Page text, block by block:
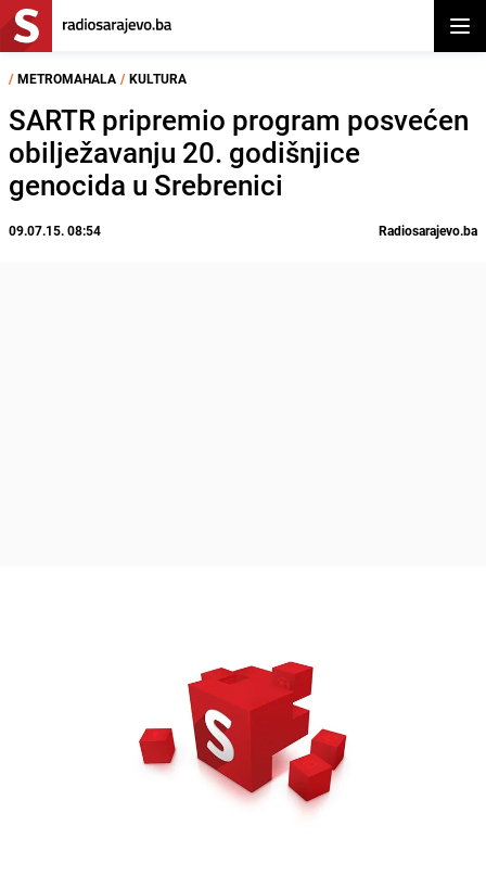
/ METROMAHALA / KULTURA
SARTR pripremio program posvećen
obilježavanju 20. godišnjice
genocida u Srebrenici
09.07.15. 08:54 Radiosarajevo.ba